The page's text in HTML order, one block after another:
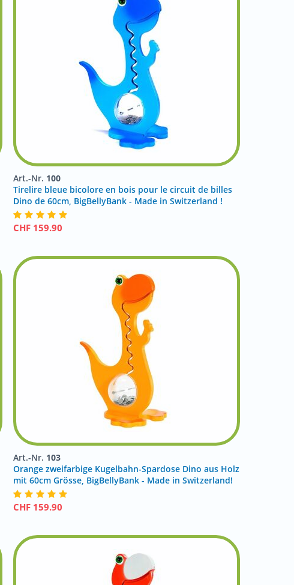
Art.-Nr. 100
Tirelire bleue bicolore en bois pour le circuit de billes
Dino de 60cm, BigBellyBank - Made in Switzerland !
CHF 159.90
Art.-Nr. 103
Orange zweifarbige Kugelbahn-Spardose Dino aus Holz
mit 60cm Grösse, BigBellyBank - Made in Switzerland!
CHF 159.90